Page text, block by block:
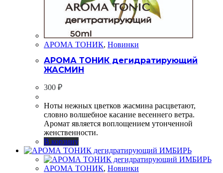
АРОМА ТОНИК, Новинки
АРОМА ТОНИК дегидратирующий
ЖАСМИН
300 ₽
Ноты нежных цветков жасмина расцветают,
словно волшебное касание весеннего ветра.
Аромат является воплощением утонченной
женственности.
В корзину
АРОМА ТОНИК, Новинки